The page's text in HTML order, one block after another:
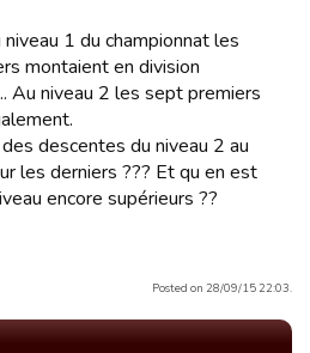
niveau 1 du championnat les
montaient en division
Au niveau 2 les sept premiers
descentes du niveau 2 au
les derniers ??? Et qu en est
encore supérieurs ??
Posted on 28/09/15 22:03.